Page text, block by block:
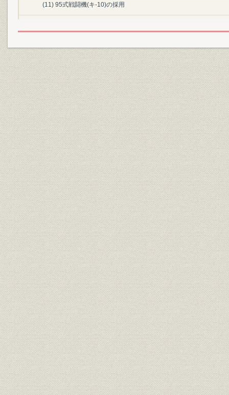
(11) 95式戦闘機(キ-10)の採用
『I』 沿革
[1] 航空機部門の自立とその拡充(昭和12年~昭和15年)
(1) 各務原工場への移転と工場拡充
(2) 98式軽爆撃機(キ-32)の設計試作
(3) 分離独立
(4) 明石工場の建設
(5) 第1次生産能力拡充(陸軍示達)
(6) 試作設計部門の整備充実と生産効率の向上
(7) 多彩な試作機への挑戦
[2] 戦時体制下の航空機生産(昭和16年~昭和20年)
(1) 第2次生産能力拡充(陸軍示達)
(2) 3式戦闘機“飛燕”キ-61の誕生
(3) 新工場建設計画と戦闘機の増産
(4) 多様な研究と試作
(5) 第3次生産能力拡充(陸軍示達)と都城工場の建設
(6) 遊休工場の転用
(7) 学徒動員